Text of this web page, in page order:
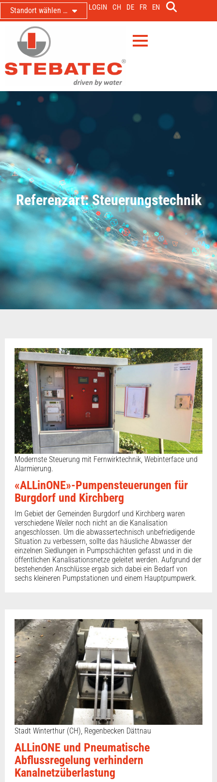
Standort wählen … LOGIN CH DE FR EN
Referenzart: Steuerungstechnik
Modernste Steuerung mit Fernwirktechnik, Webinterface und
Alarmierung.
«ALLinONE»-Pumpensteuerungen für
Burgdorf und Kirchberg
Im Gebiet der Gemeinden Burgdorf und Kirchberg waren
verschiedene Weiler noch nicht an die Kanalisation
angeschlossen. Um die abwassertechnisch unbefriedigende
Situation zu verbessern, sollte das häusliche Abwasser der
einzelnen Siedlungen in Pumpschächten gefasst und in die
öffentlichen Kanalisationsnetze geleitet werden. Aufgrund der
bestehenden Anschlüsse ergab sich dabei ein Bedarf von
sechs kleineren Pumpstationen und einem Hauptpumpwerk.
Stadt Winterthur (CH), Regenbecken Dättnau
ALLinONE und Pneumatische
Abflussregelung verhindern
Kanalnetzüberlastung